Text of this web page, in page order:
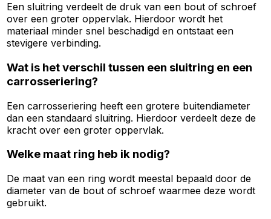
Een sluitring verdeelt de druk van een bout of schroef
over een groter oppervlak. Hierdoor wordt het
materiaal minder snel beschadigd en ontstaat een
stevigere verbinding.
Wat is het verschil tussen een sluitring en een
carrosseriering?
Een carrosseriering heeft een grotere buitendiameter
dan een standaard sluitring. Hierdoor verdeelt deze de
kracht over een groter oppervlak.
Welke maat ring heb ik nodig?
De maat van een ring wordt meestal bepaald door de
diameter van de bout of schroef waarmee deze wordt
gebruikt.